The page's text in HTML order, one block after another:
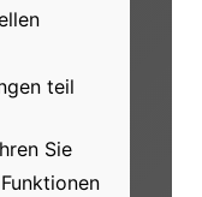
teil
Sie